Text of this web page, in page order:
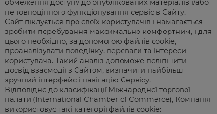
обмеження доступу до опублікованих матеріалів і/або
неповноцінного функціонування сервісів Сайту.
Сайт піклується про своїх користувачів і намагається
зробити перебування максимально комфортним, і для
цього необхідно, за допомогою файлів cookie,
проаналізувати поведінку, переваги та інтереси
користувача. Такий аналіз допоможе поліпшити
досвід взаємодії з Сайтом, визначити найбільш
зручний інтерфейс і навігацію Сервісу.
Відповідно до класифікації Міжнародної торгової
палати (International Chamber of Commerce), Компанія
використовує такі категорії файлів cookie: